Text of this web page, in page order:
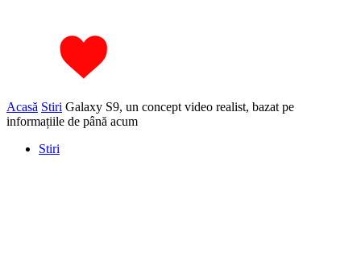
Acasă Stiri Galaxy S9, un concept video realist, bazat pe
informațiile de până acum
Stiri